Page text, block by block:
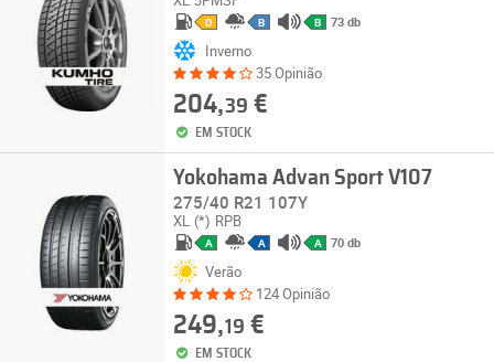
D B B 73 db
Inverno
35 Opinião
204,39 €
EM STOCK
Yokohama Advan Sport V107
275/40 R21 107Y
XL (*) RPB
A A A 70 db
Verão
124 Opinião
249,19 €
EM STOCK